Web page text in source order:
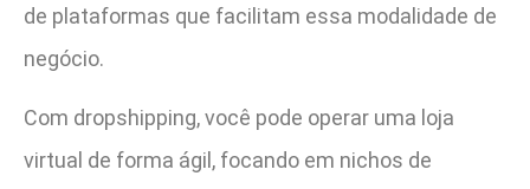
de plataformas que facilitam essa modalidade de
negócio.
Com dropshipping, você pode operar uma loja
virtual de forma ágil, focando em nichos de